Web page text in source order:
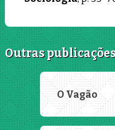
Outras
O Vagão